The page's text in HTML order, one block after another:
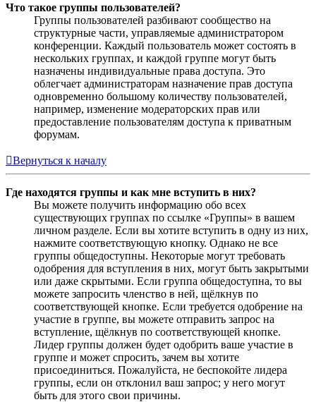
Что такое группы пользователей?
Группы пользователей разбивают сообщество на
структурные части, управляемые администратором
конференции. Каждый пользователь может состоять в
нескольких группах, и каждой группе могут быть
назначены индивидуальные права доступа. Это
облегчает администраторам назначение прав доступа
одновременно большому количеству пользователей,
например, изменение модераторских прав или
предоставление пользователям доступа к приватным
форумам.
Вернуться к началу
Где находятся группы и как мне вступить в них?
Вы можете получить информацию обо всех
существующих группах по ссылке «Группы» в вашем
личном разделе. Если вы хотите вступить в одну из них,
нажмите соответствующую кнопку. Однако не все
группы общедоступны. Некоторые могут требовать
одобрения для вступления в них, могут быть закрытыми
или даже скрытыми. Если группа общедоступна, то вы
можете запросить членство в ней, щёлкнув по
соответствующей кнопке. Если требуется одобрение на
участие в группе, вы можете отправить запрос на
вступление, щёлкнув по соответствующей кнопке.
Лидер группы должен будет одобрить ваше участие в
группе и может спросить, зачем вы хотите
присоединиться. Пожалуйста, не беспокойте лидера
группы, если он отклонил ваш запрос; у него могут
быть для этого свои причины.